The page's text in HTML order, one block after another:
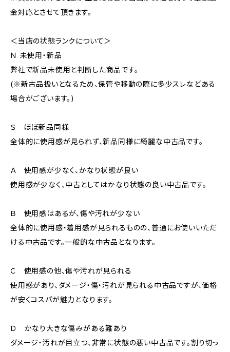
金対応とさせて頂きます。
＜当店の状態ランクについて＞
Ｎ 未使用・新品
弊社で新品未使用と判断した商品です。
(※新古品扱いとなるため、保管や移動の際に多少スレなどある
場合がございます。)
Ｓ ほぼ新品同様
全体的に使用感が見られず、新品同様に綺麗な中古品です。
Ａ 使用感が少なく、かなり状態が良い
使用感が少なく、中古としてはかなり状態の良い中古品です。
Ｂ 使用感はあるが、傷や汚れが少ない
全体的に使用感・着用感が見られるものの、普通にお使いいただ
ける中古品です。一般的な中古品となります。
Ｃ 使用感の他、傷や汚れが見られる
使用感があり、ダメージ・傷・汚れが見られる中古品ですが、価格
が安くコスパが魅力となります。
Ｄ かなり大きな傷みがある難あり
ダメージ・汚れが目立つ、非常に状態の悪い中古品です。割り切っ